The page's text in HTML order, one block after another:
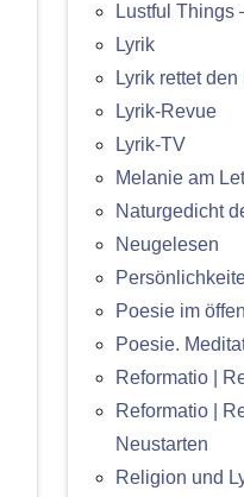
Lustful Things
Lyrik
Lyrik rettet den
Lyrik-Revue
Lyrik-TV
Melanie am
Naturgedicht
Neugelesen
Poesie im
Poesie.
Reformatio |
Reformatio |
Neustarten
Religion und